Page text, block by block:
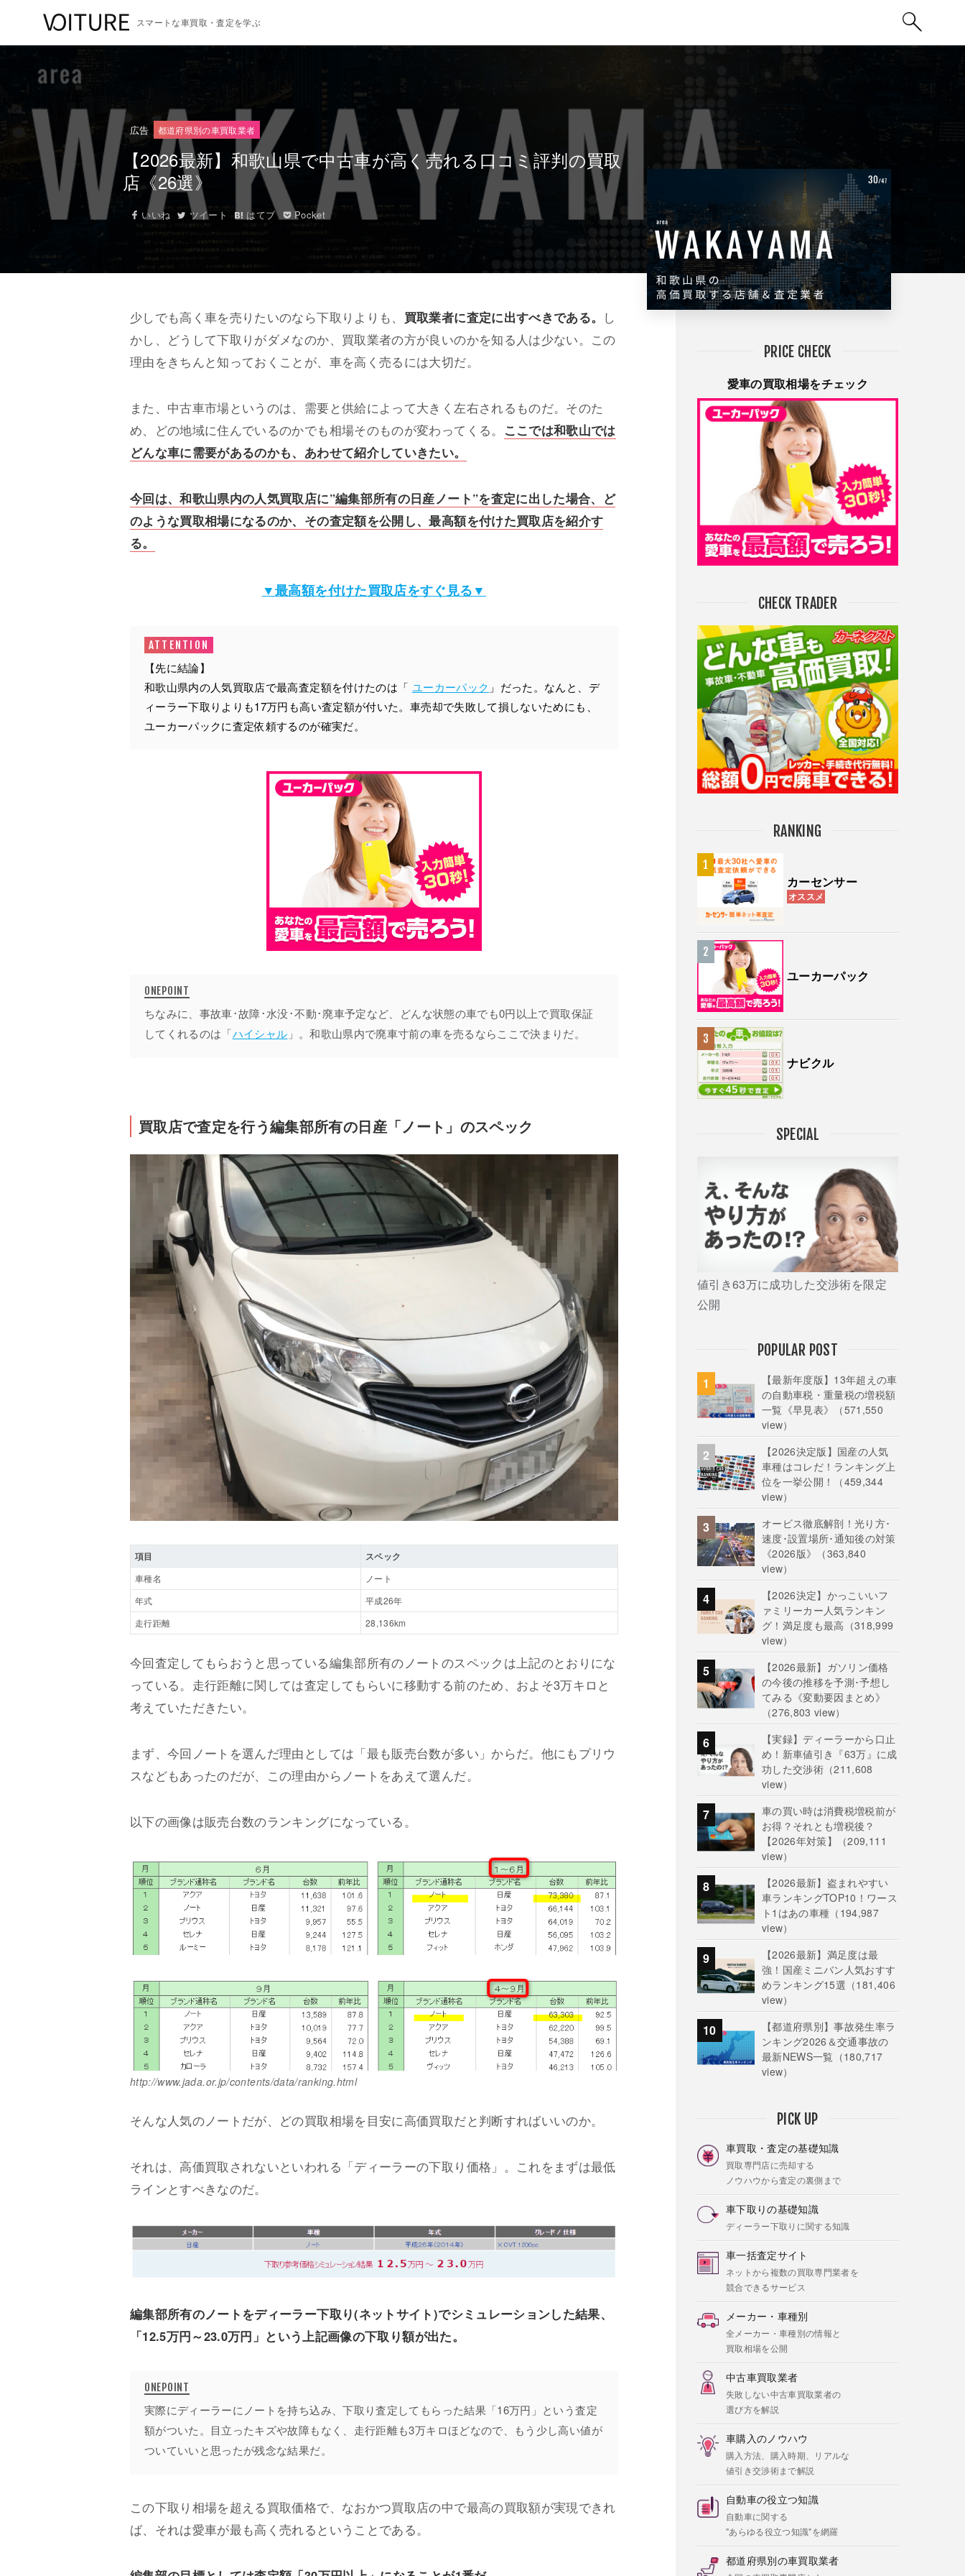
スマートな車買取・査定を学ぶ
広告 都道府県別の車買取業者
【2026最新】和歌山県で中古車が高く売れる口コミ評判の買取
店《26選》
いいね ツイート はてブ Pocket
少しでも高く車を売りたいのなら下取りよりも、 買取業者に査定に出すべきである。 し
かし、どうして下取りがダメなのか、買取業者の方が良いのかを知る人は少ない。この
理由をきちんと知っておくことが、車を高く売るには大切だ。
また、中古車市場というのは、需要と供給によって大きく左右されるものだ。そのた
め、どの地域に住んでいるのかでも相場そのものが変わってくる。 ここでは和歌山では
どんな車に需要があるのかも、あわせて紹介していきたい。
今回は、和歌山県内の人気買取店に”編集部所有の日産ノート”を査定に出した場合、ど
のような買取相場になるのか、その査定額を公開し、最高額を付けた買取店を紹介す
る。
▼最高額を付けた買取店をすぐ見る▼
【先に結論】
和歌山県内の人気買取店で最高査定額を付けたのは「 ユーカーパック 」だった。なんと、デ
ィーラー下取りよりも17万円も高い査定額が付いた。車売却で失敗して損しないためにも、
ユーカーパックに査定依頼するのが確実だ。
ちなみに、事故車･故障･水没･不動･廃車予定など、どんな状態の車でも0円以上で買取保証
してくれるのは「ハイシャル 」。和歌山県内で廃車寸前の車を売るならここで決まりだ。
買取店で査定を行う編集部所有の日産「ノート」のスペック
項目 スペック
車種名
ノート
年式
平成26年
走行距離
28,136km
今回査定してもらおうと思っている編集部所有のノートのスペックは上記のとおりにな
っている。走行距離に関しては査定してもらいに移動する前のため、およそ3万キロと
考えていただきたい。
まず、今回ノートを選んだ理由としては「最も販売台数が多い」からだ。他にもプリウ
スなどもあったのだが、この理由からノートをあえて選んだ。
以下の画像は販売台数のランキングになっている。
http://www.jada.or.jp/contents/data/ranking.html
そんな人気のノートだが、どの買取相場を目安に高価買取だと判断すればいいのか。
それは、高価買取されないといわれる「ディーラーの下取り価格」。これをまずは最低
ラインとすべきなのだ。
編集部所有のノートをディーラー下取り(ネットサイト)でシミュレーションした結果、
「12.5万円～23.0万円」という上記画像の下取り額が出た。
実際にディーラーにノートを持ち込み、下取り査定してもらった結果「16万円」という査定
額がついた。目立ったキズや故障もなく、走行距離も3万キロほどなので、もう少し高い値が
ついていいと思ったが残念な結果だ。
この下取り相場を超える買取価格で、なおかつ買取店の中で最高の買取額が実現できれ
ば、それは愛車が最も高く売れるということである。
PRICE CHECK
愛車の買取相場をチェック
CHECK TRADER
RANKING
カーセンサー
オススメ
ユーカーパック
ナビクル
SPECIAL
値引き63万に成功した交渉術を限定
公開
POPULAR POST
【最新年度版】13年超えの車
の自動車税・重量税の増税額
一覧《早見表》
（571,550
view）
【2026決定版】国産の人気
車種はコレだ！ランキング上
位を一挙公開！
（459,344
view）
オービス徹底解剖！光り方･
速度･設置場所･通知後の対策
《2026版》
（363,840
view）
【2026決定】かっこいいフ
ァミリーカー人気ランキン
グ！満足度も最高 （318,999
view）
【2026最新】ガソリン価格
の今後の推移を予測･予想し
てみる《変動要因まとめ》
（276,803 view）
【実録】ディーラーから口止
め！新車値引き『63万』に成
功した交渉術（211,608
view）
車の買い時は消費税増税前が
お得？それとも増税後？
【2026年対策】
（209,111
view）
【2026最新】盗まれやすい
車ランキングTOP10！ワース
ト1はあの車種 （194,987
view）
【2026最新】満足度は最
強！国産ミニバン人気おすす
めランキング15選 （181,406
view）
【都道府県別】事故発生率ラ
ンキング2026＆交通事故の
最新NEWS一覧 （180,717
view）
PICK UP
車買取・査定の基礎知識
買取専門店に売却する
ノウハウから査定の裏側まで
車下取りの基礎知識
ディーラー下取りに関する知識
車一括査定サイト
ネットから複数の買取専門業者を
競合できるサービス
メーカー・車種別
全メーカー・車種別の情報と
買取相場を公開
中古車買取業者
失敗しない中古車買取業者の
選び方を解説
車購入のノウハウ
購入方法、購入時期、リアルな
値引き交渉術まで解説
自動車の役立つ知識
自動車に関する
"あらゆる役立つ知識"を網羅
都道府県別の車買取業者